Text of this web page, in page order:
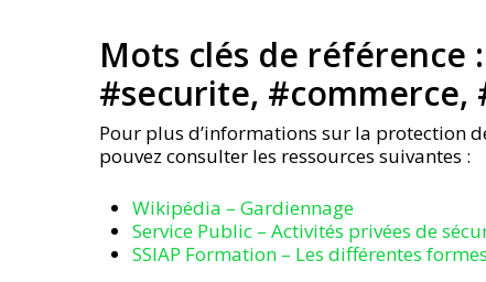
Mots clés de
#securite,
Pour plus d’informations sur la protection
pouvez consulter les ressources suivantes :
Wikipédia – Gardiennage
Service Public – Activités privées de
SSIAP Formation – Les différentes